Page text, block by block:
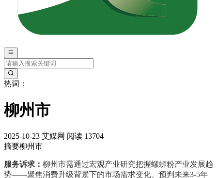
热词：
柳州市
2025-10-23 艾媒网 阅读 13704
摘要柳州市
服务诉求： 柳州市需通过宏观产业研究把握螺蛳粉产业发展趋
势——聚焦消费升级背景下的市场需求变化、预判未来3-5年